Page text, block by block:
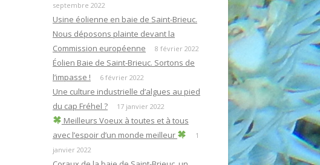
septembre 2022
Usine éolienne en baie de Saint-Brieuc.
Nous déposons plainte devant la
Commission européenne
8 février 2022
Éolien Baie de Saint-Brieuc. Sortons de
l’impasse !
6 février 2022
Une culture industrielle d’algues au pied
du cap Fréhel ?
17 janvier 2022
Meilleurs Voeux à toutes et à tous
avec l’espoir d’un monde meilleur
1
janvier 2022